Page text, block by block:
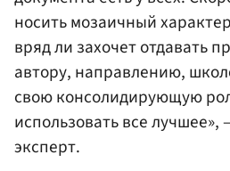
носить мозаичный
вряд ли захочет отдавать
автору, направлению,
свою консолидирующую
использовать все
эксперт.